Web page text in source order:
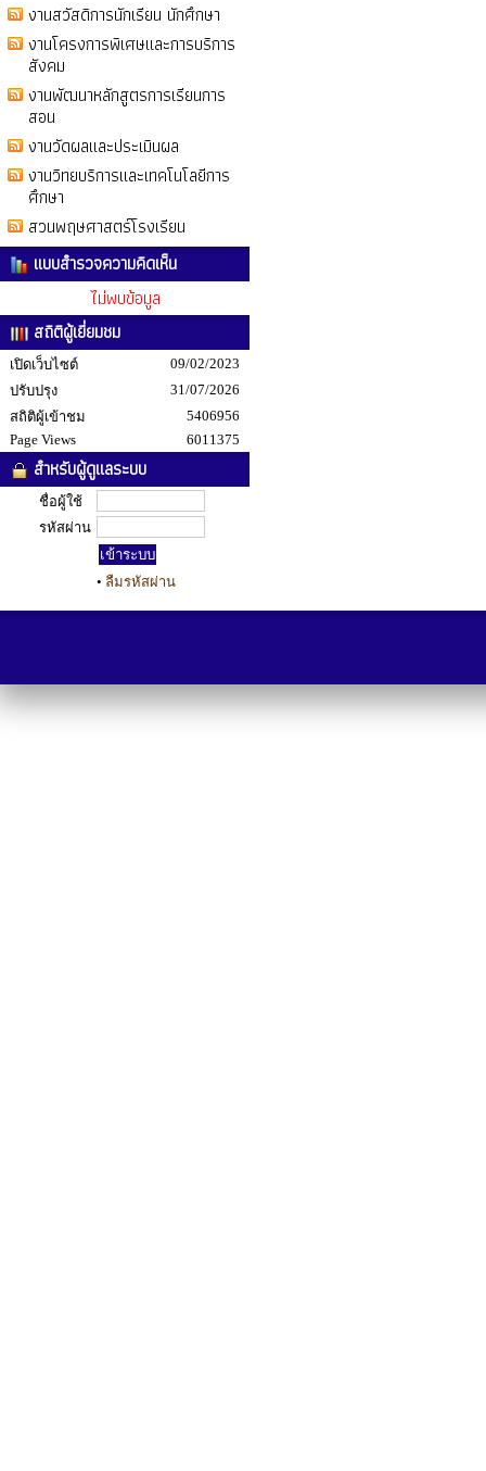
งานสวัสดิการนักเรียน นักศึกษา
งานโครงการพิเศษและการบริการ
สังคม
งานพัฒนาหลักสูตรการเรียนการ
สอน
งานวัดผลและประเมินผล
งานวิทยบริการและเทคโนโลยีการ
ศึกษา
สวนพฤษศาสตร์โรงเรียน
แบบสำรวจความคิดเห็น
ไม่พบข้อมูล
สถิติผู้เยี่ยมชม
เปิดเว็บไซต์
09/02/2023
ปรับปรุง
31/07/2026
สถิติผู้เข้าชม
5406956
Page Views
6011375
สำหรับผู้ดูแลระบบ
ชื่อผู้ใช้
รหัสผ่าน
• ลืมรหัสผ่าน